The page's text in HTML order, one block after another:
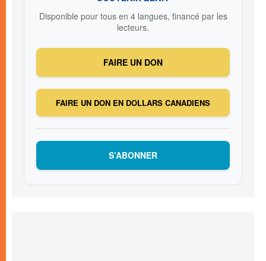
Disponible pour tous en 4 langues, financé par les
lecteurs.
FAIRE UN DON
FAIRE UN DON EN DOLLARS CANADIENS
S’ABONNER